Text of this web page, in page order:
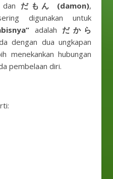
dan だもん (damon),
digunakan untuk
adalah だから
dengan dua ungkapan
menekankan hubungan
pembelaan diri.